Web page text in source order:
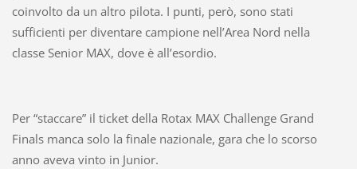
coinvolto da un altro pilota. I punti, però, sono stati
sufficienti per diventare campione nell’Area Nord nella
classe Senior MAX, dove è all’esordio.
Per “staccare” il ticket della Rotax MAX Challenge Grand
Finals manca solo la finale nazionale, gara che lo scorso
anno aveva vinto in Junior.